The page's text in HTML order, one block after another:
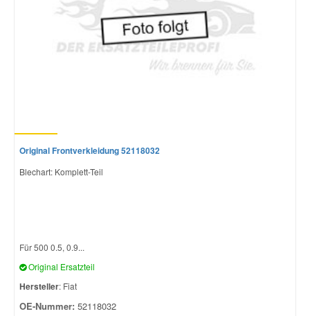
Original Frontverkleidung 52118032
Blechart: Komplett-Teil
Für 500 0.5, 0.9...
Original Ersatzteil
Hersteller: Fiat
OE-Nummer: 52118032